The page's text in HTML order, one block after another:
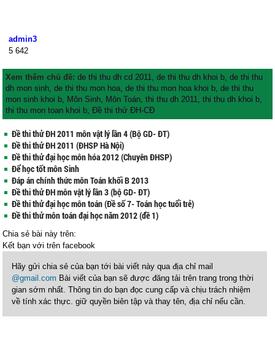
admin3
5 642
Xem thêm chủ đề:de thi thu dh cd 2011,de thi thu dh khoi b,de thi thu
dh mon sinh,de thi thu mon hoa,de thi thu mon hoa khoi b,de thi thu
mon sinh khoi b, Môn Sinh, Môn Toán,thi thu dh 2011,thi thu dh khoi b,
thi thu mon toan khoi b,Đề thi thử ĐH-CĐ
Đề thi thử ĐH 2011 môn vật lý lần 4 (Bộ GD- ĐT)
Đề thi thử ĐH 2011 (ĐHSP Hà Nội)
Đề thi thử đại học môn hóa 2012 (Chuyên ĐHSP)
Để học tốt môn Sinh
Đáp án chính thức môn Toán khối B 2013
Đề thi thử ĐH môn vật lý lần 3 (bộ GD- ĐT)
Đề thi thử đại học môn toán (Đề số 7- Toán học tuổi trẻ)
Đề thi thử môn toán đại học năm 2012 (đề 1)
Chia sẻ bài này trên:
Kết bạn vớitrên facebook
Hãy gửi chia sẻ của bạn tới bài viết này qua địa chỉ mail
@gmail.com Bài viết của bạn sẽ được đăng tải trên trang trong thời
gian sớm nhất. Thông tin do bạn đọc cung cấp và chịu trách nhiệm
về tính xác thực. giữ quyền biên tập và thay tên, địa chỉ nếu cần.